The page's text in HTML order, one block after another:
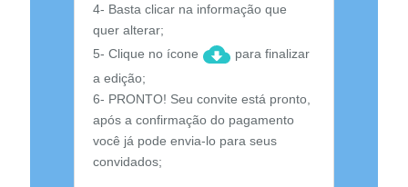
4- Basta clicar na informação que
quer alterar;
5- Clique no ícone
para finalizar
a edição;
6- PRONTO! Seu convite está pronto,
após a confirmação do pagamento
você já pode envia-lo para seus
convidados;